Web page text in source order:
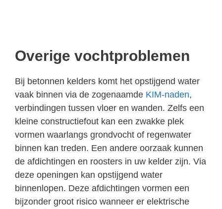
Overige vochtproblemen
Bij betonnen kelders komt het opstijgend water
vaak binnen via de zogenaamde KIM-naden,
verbindingen tussen vloer en wanden. Zelfs een
kleine constructiefout kan een zwakke plek
vormen waarlangs grondvocht of regenwater
binnen kan treden. Een andere oorzaak kunnen
de afdichtingen en roosters in uw kelder zijn. Via
deze openingen kan opstijgend water
binnenlopen. Deze afdichtingen vormen een
bijzonder groot risico wanneer er elektrische